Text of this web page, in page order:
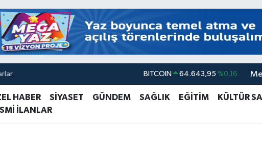
BITCOIN 64.643,95 %0.16
DOLAR 47,6006 %0.06
EURO 55,0250 %0.02
HABER SİYASET GÜNDEM SAĞLIK EĞİTİM KÜLTÜR
İLANLAR